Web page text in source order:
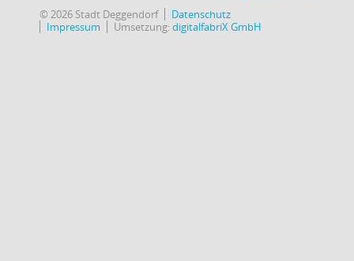
© 2026 Stadt Deggendorf
Datenschutz
Impressum
Umsetzung:digitalfabriX GmbH